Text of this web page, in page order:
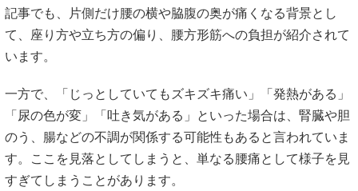
記事でも、片側だけ腰の横や脇腹の奥が痛くなる背景とし
て、座り方や立ち方の偏り、腰方形筋への負担が紹介されて
います。
一方で、「じっとしていてもズキズキ痛い」「発熱がある」
「尿の色が変」「吐き気がある」といった場合は、腎臓や胆
のう、腸などの不調が関係する可能性もあると言われていま
す。ここを見落としてしまうと、単なる腰痛として様子を見
すぎてしまうことがあります。